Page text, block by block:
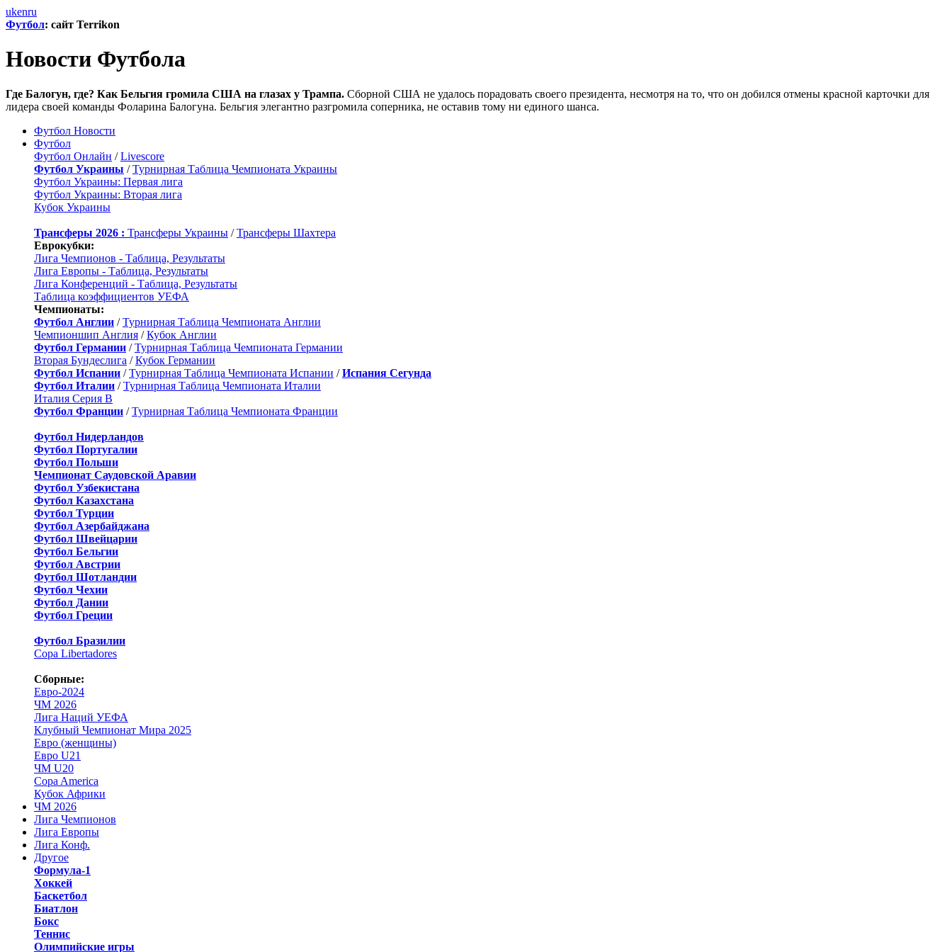
ukenru
Футбол: сайт Terrikon
Новости Футбола
Где Балогун, где? Как Бельгия громила США на глазах у Трампа. Сборной США не удалось порадовать своего президента, несмотря на то, что он добился отмены красной карточки для
лидера своей команды Фоларина Балогуна. Бельгия элегантно разгромила соперника, не оставив тому ни единого шанса.
Футбол Новости
Футбол
Футбол Онлайн /Livescore
Футбол Украины /Турнирная Таблица Чемпионата Украины
Футбол Украины: Первая лига
Футбол Украины: Вторая лига
Кубок Украины
Трансферы 2026 : Трансферы Украины /Трансферы Шахтера
Еврокубки:
Лига Чемпионов - Таблица, Результаты
Лига Европы - Таблица, Результаты
Лига Конференций - Таблица, Результаты
Таблица коэффициентов УЕФА
Чемпионаты:
Футбол Англии /Турнирная Таблица Чемпионата Англии
Чемпионшип Англия /Кубок Англии
Футбол Германии /Турнирная Таблица Чемпионата Германии
Вторая Бундеслига /Кубок Германии
Футбол Испании /Турнирная Таблица Чемпионата Испании /Испания Сегунда
Футбол Италии /Турнирная Таблица Чемпионата Италии
Италия Серия B
Футбол Франции /Турнирная Таблица Чемпионата Франции
Футбол Нидерландов
Футбол Португалии
Футбол Польши
Чемпионат Саудовской Аравии
Футбол Узбекистана
Футбол Казахстана
Футбол Турции
Футбол Азербайджана
Футбол Швейцарии
Футбол Бельгии
Футбол Австрии
Футбол Шотландии
Футбол Чехии
Футбол Дании
Футбол Греции
Футбол Бразилии
Copa Libertadores
Сборные:
Евро-2024
ЧМ 2026
Лига Наций УЕФА
Клубный Чемпионат Мира 2025
Евро (женщины)
Евро U21
ЧМ U20
Copa America
Кубок Африки
ЧМ 2026
Лига Чемпионов
Лига Европы
Лига Конф.
Другое
Формула-1
Хоккей
Баскетбол
Биатлон
Бокс
Теннис
Олимпийские игры